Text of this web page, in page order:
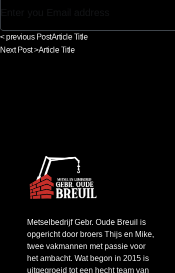
< previous PostArticle Title
Next Post >Article Title
Metselbedrijf Gebr. Oude Breuil is
opgericht door broers Thijs en Mike,
twee vakmannen met passie voor
het ambacht. Wat begon in 2015 is
uitgegroeid tot een hecht team van